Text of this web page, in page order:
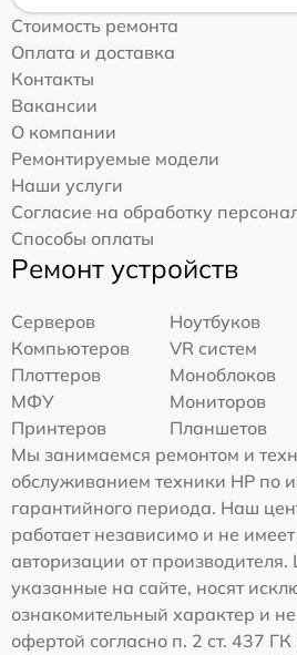
Стоимость ремонта
Оплата и доставка
Контакты
Вакансии
О компании
Ремонтируемые модели
Наши услуги
Согласие на обработку
Способы оплаты
Ремонт устройств
Серверов
Ноутбуков
Компьютеров
VR систем
Плоттеров
Моноблоков
МФУ
Мониторов
Принтеров
Планшетов
Мы занимаемся ремонтом и
обслуживанием техники HP по
гарантийного периода. Наш
работает независимо и не
авторизации от
указанные на сайте, носят
ознакомительный характер и
офертой согласно п. 2 ст. 437